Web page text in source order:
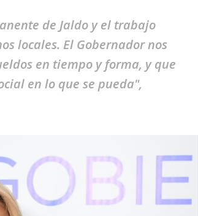
de Jaldo y el trabajo
locales. El Gobernador nos
en tiempo y forma, y que
en lo que se pueda",